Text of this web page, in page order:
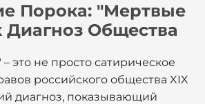
Порока: "Мертвые
Общества
это не просто сатирическое
российского общества XIX
диагноз, показывающий